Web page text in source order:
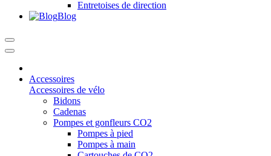
Entretoises de direction
Blog
Accessoires
Accessoires de vélo
Bidons
Cadenas
Pompes et gonfleurs CO2
Pompes à pied
Pompes à main